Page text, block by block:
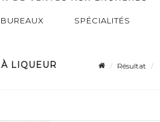
SPÉCIALITÉS
LIQUEUR Résultat